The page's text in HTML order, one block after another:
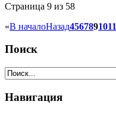
Страница 9 из 58
«В началоНазад4567891011
Поиск
Навигация